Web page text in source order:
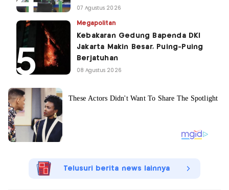
07 Agustus 2026
Megapolitan
Kebakaran Gedung Bapenda DKI
Jakarta Makin Besar, Puing-Puing
Berjatuhan
08 Agustus 2026
Telusuri berita news lainnya